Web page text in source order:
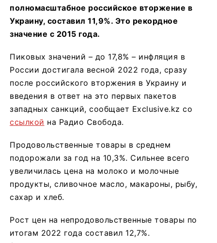
полномасштабное российское вторжение в
Украину, составил 11,9%. Это рекордное
значение с 2015 года.
Пиковых значений – до 17,8% – инфляция в
России достигала весной 2022 года, сразу
после российского вторжения в Украину и
введения в ответ на это первых пакетов
западных санкций, сообщает Exclusive.kz со
ссылкой на Радио Свобода.
Продовольственные товары в среднем
подорожали за год на 10,3%. Сильнее всего
увеличилась цена на молоко и молочные
продукты, сливочное масло, макароны, рыбу,
сахар и хлеб.
Рост цен на непродовольственные товары по
итогам 2022 года составил 12,7%.